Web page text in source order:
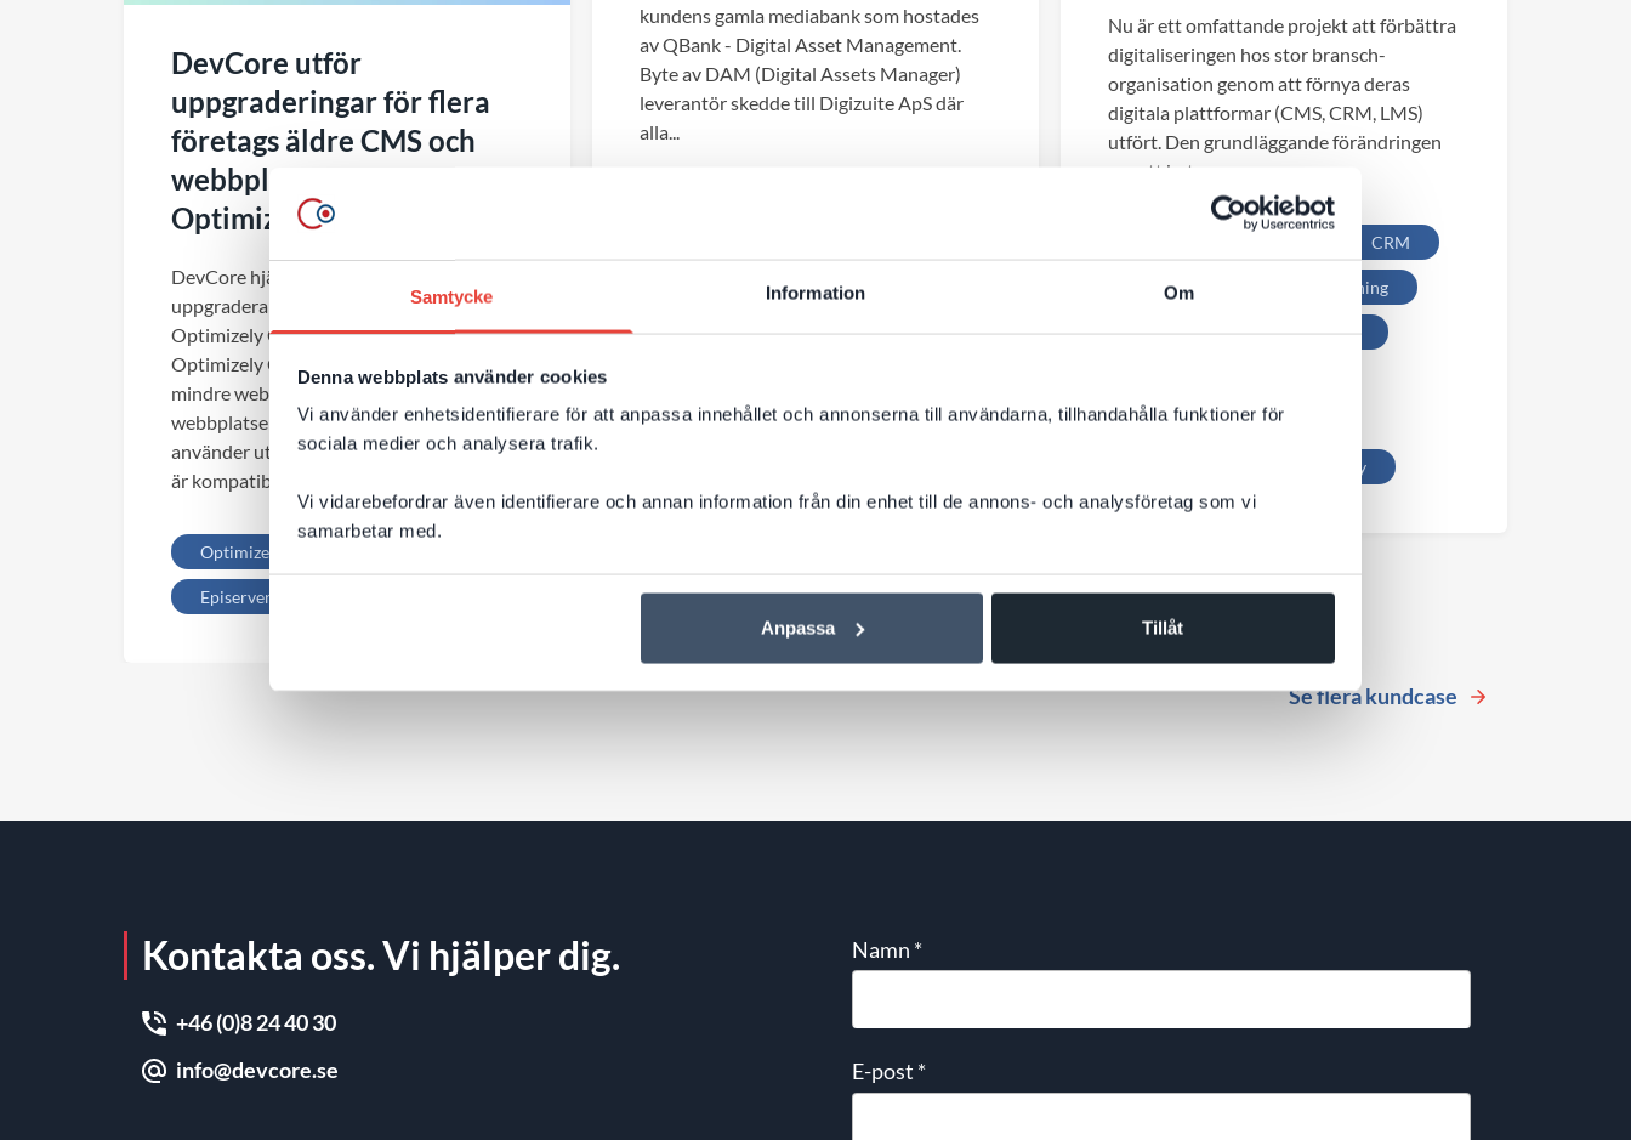
Samtycke Information Om
Denna webbplats använder cookies
Vi använder enhetsidentifierare för att anpassa innehållet och annonserna till användarna, tillhandahålla funktioner för
sociala medier och analysera trafik.
Vi vidarebefordrar även identifierare och annan information från din enhet till de annons- och analysföretag som vi
samarbetar med.
Anpassa Tillåt
DevCore utför
uppgraderingar för flera
företags äldre CMS och
webbplatser till
Optimizely CMS 12
DevCore hjälper nu flera kunder att
uppgradera sina äldre Episerver och
Optimizely CMS och webbplatser till
Optimizely CMS 12. Det gäller både
mindre webbar och större mer komplexa
webbplatser, vi bygger även om delar som
använder utgången äldre teknik, som inte
är kompatibel med...
Optimizely
Episerver
kundens gamla mediabank som hostades
av QBank - Digital Asset Management.
Byte av DAM (Digital Assets Manager)
leverantör skedde till Digizuite ApS där
alla...
Systemutveckling
Webbutveckling CMS
Nu är ett omfattande projekt att förbättra
digitaliseringen hos stor bransch-
organisation genom att förnya deras
digitala plattformar (CMS, CRM, LMS)
utfört. Den grundläggande förändringen
var ett byte av...
CRM
Ledarskap Projektledning
Webbutveckling DXC
Produktionsledning
Optimizely
Se flera kundcase
Kontakta oss. Vi hjälper dig.
+46 (0)8 24 40 30
info@devcore.se
Namn *
E-post *